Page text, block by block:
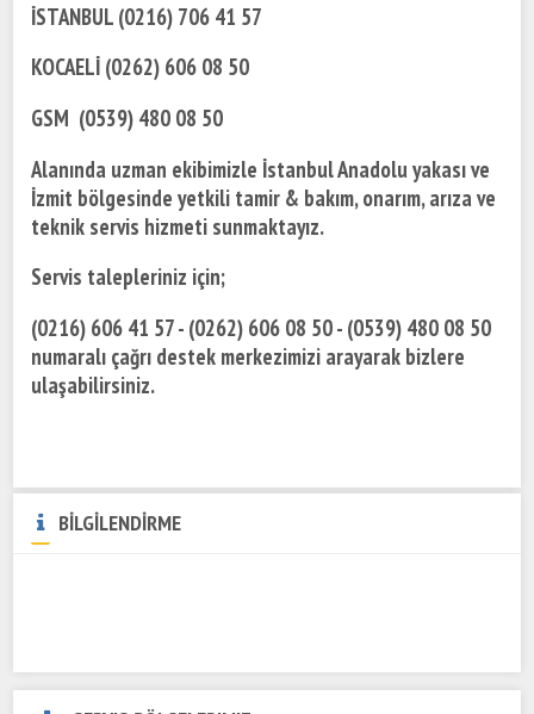
İSTANBUL (0216) 706 41 57
KOCAELİ (0262) 606 08 50
GSM (0539) 480 08 50
Alanında uzman ekibimizle İstanbul Anadolu yakası ve
İzmit bölgesinde yetkili tamir & bakım, onarım, arıza ve
teknik servis hizmeti sunmaktayız.
Servis talepleriniz için;
(0216) 606 41 57 - (0262) 606 08 50 - (0539) 480 08 50
numaralı çağrı destek merkezimizi arayarak bizlere
ulaşabilirsiniz.
BİLGİLENDİRME